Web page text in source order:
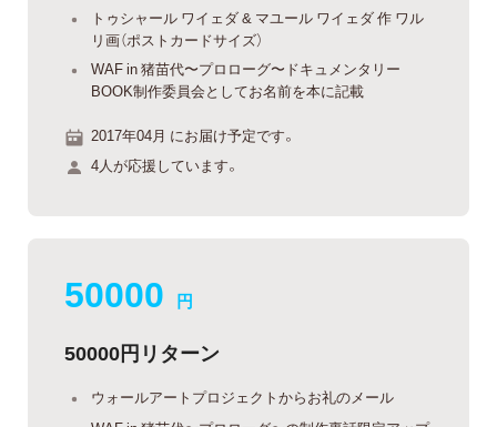
トゥシャール ワイェダ & マユール ワイェダ 作 ワル
リ画（ポストカードサイズ）
WAF in 猪苗代〜プロローグ〜ドキュメンタリー
BOOK制作委員会としてお名前を本に記載
2017年04月 にお届け予定です。
4人が応援しています。
50000 円
50000円リターン
ウォールアートプロジェクトからお礼のメール